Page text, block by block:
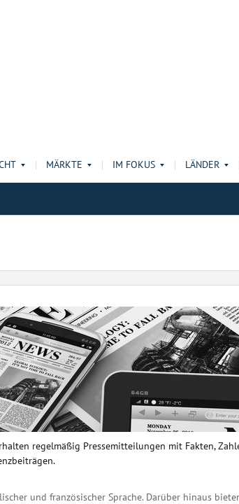
MÄRKTE IM FOKUS LÄNDER
regelmäßig Pressemitteilungen mit Fakten,
und französischer Sprache. Darüber hinaus